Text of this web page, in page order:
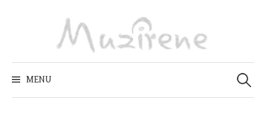
MENU
Zoeken
naar: